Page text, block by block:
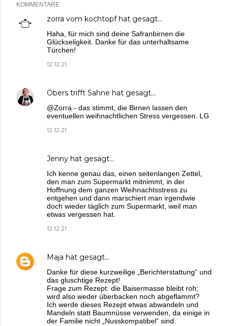
KOMMENTARE
zorra vom kochtopfhat gesagt…
Haha, für mich sind deine Safranbirnen die
Glückseligkeit. Danke für das unterhaltsame
Türchen!
12.12.21
Obers trifft Sahne hat gesagt…
@Zorra - das stimmt, die Birnen lassen den
eventuellen weihnachtlichen Stress vergessen. LG
12.12.21
Jenny hat gesagt…
Ich kenne genau das, einen seitenlangen Zettel,
den man zum Supermarkt mitnimmt, in der
Hoffnung dem ganzen Weihnachtsstress zu
entgehen und dann marschiert man irgendwie
doch wieder täglich zum Supermarkt, weil man
etwas vergessen hat.
12.12.21
Maja hat gesagt…
Danke für diese kurzweilige „Berichterstattung“ und
das gluschtige Rezept!
Frage zum Rezept: die Baisermasse bleibt roh;
wird also weder überbacken noch abgeflammt?
Ich werde dieses Rezept etwas abwandeln und
Mandeln statt Baumnüsse verwenden, da einige in
der Familie nicht „Nusskompatibel“ sind.